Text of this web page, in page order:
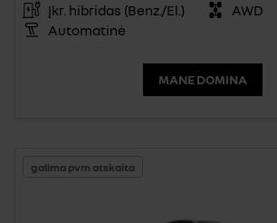
Įkr. hibridas (Benz./El.)
AWD
Automatinė
MANE DOMINA
galima pvm atskaita